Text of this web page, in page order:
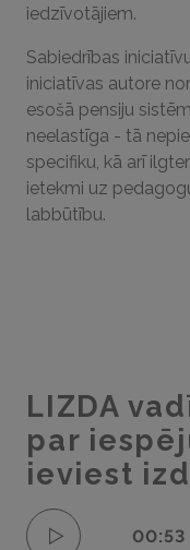
iedzīvotājiem.
Sabiedrības
iniciatīvas autore
esošā pensiju
neelastīga - tā
specifiku, kā arī
ietekmi uz
labbūtību.
LIZDA
par
ieviest
00:53